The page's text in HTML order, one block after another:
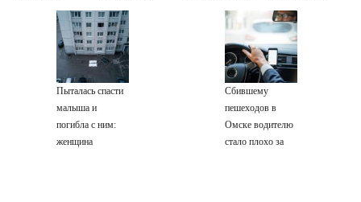
Дружковка стала
могильником для
«птах Мадьяра»
массированных
атак
беспилотников
Катунь и пропал
интернет-кабель
Пыталась спасти
малыша и
погибла с ним:
женщина
Сбившему
пешеходов в
Омске водителю
стало плохо за